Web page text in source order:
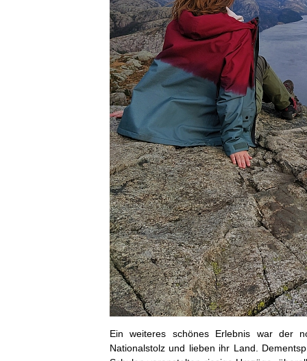
Ein weiteres schönes Erlebnis war der
Nationalstolz und lieben ihr Land.